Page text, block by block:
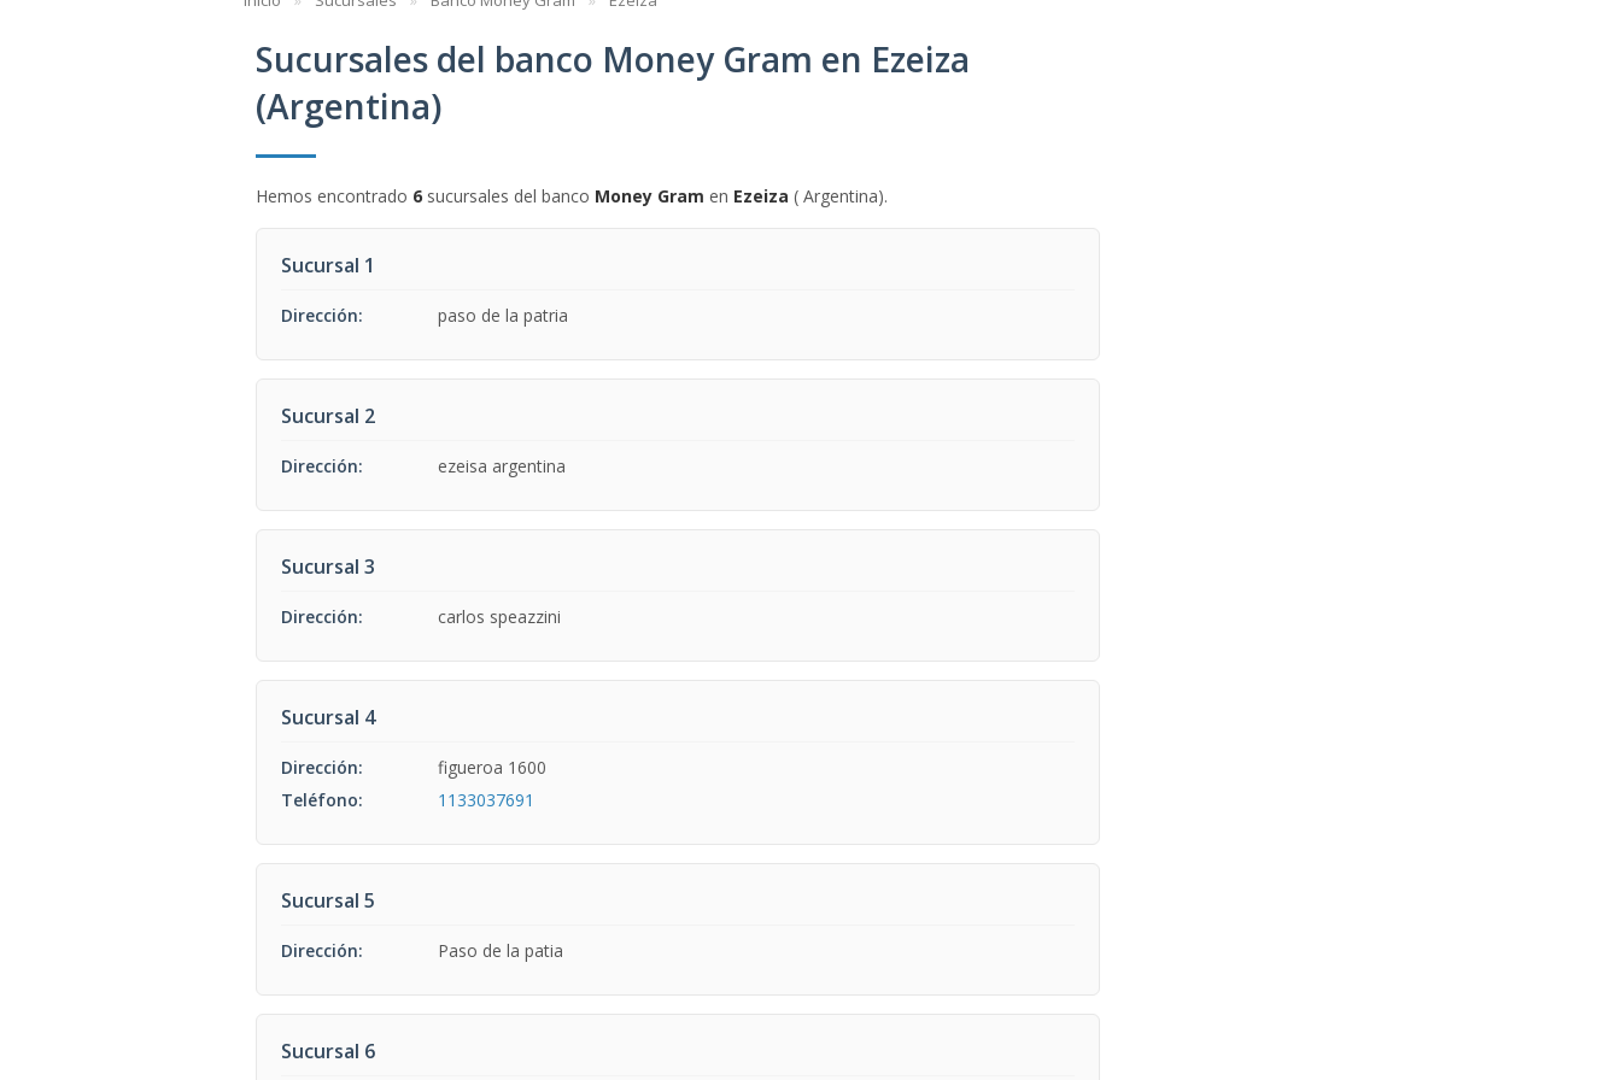
Sucursales del banco Money Gram en Ezeiza
(Argentina)
Hemos encontrado 6 sucursales del banco Money Gram en Ezeiza ( Argentina).
Sucursal 1
Dirección: paso de la patria
Sucursal 2
Dirección: ezeisa argentina
Sucursal 3
Dirección: carlos speazzini
Sucursal 4
Dirección:
figueroa 1600
Teléfono:
1133037691
Sucursal 5
Dirección: Paso de la patia
Sucursal 6